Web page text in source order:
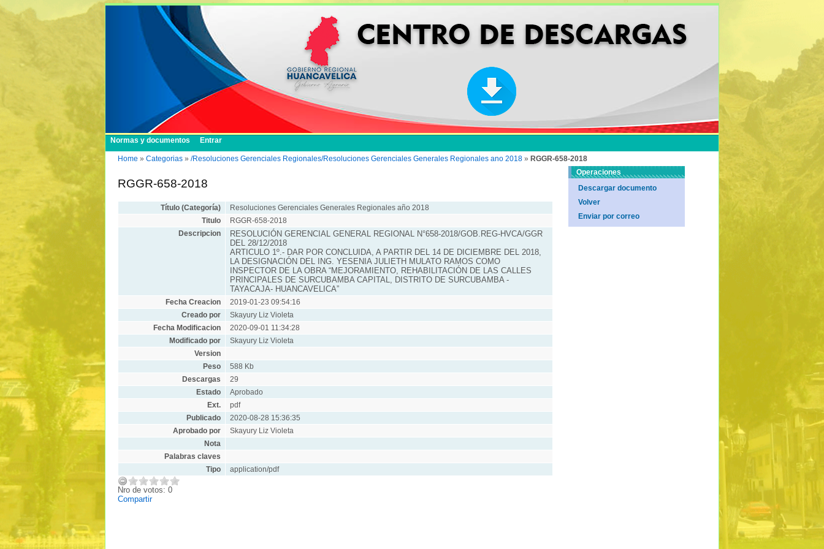
Normas y documentos Entrar
Home » Categorias » /Resoluciones Gerenciales Regionales/Resoluciones Gerenciales Generales Regionales ano 2018 » RGGR-658-2018
RGGR-658-2018
Título (Categoría)
Resoluciones Gerenciales Generales Regionales año 2018
Titulo
RGGR-658-2018
Descripcion
RESOLUCIÓN GERENCIAL GENERAL REGIONAL N°658-2018/GOB.REG-HVCA/GGR
DEL 28/12/2018
ARTICULO 1º.- DAR POR CONCLUIDA, A PARTIR DEL 14 DE DICIEMBRE DEL 2018,
LA DESIGNACIÓN DEL ING. YESENIA JULIETH MULATO RAMOS COMO
INSPECTOR DE LA OBRA “MEJORAMIENTO, REHABILITACIÓN DE LAS CALLES
PRINCIPALES DE SURCUBAMBA CAPITAL, DISTRITO DE SURCUBAMBA -
TAYACAJA- HUANCAVELICA”
Fecha Creacion
2019-01-23 09:54:16
Creado por
Skayury Liz Violeta
Fecha Modificacion
2020-09-01 11:34:28
Modificado por
Skayury Liz Violeta
Version
Peso
588 Kb
Descargas
29
Estado
Aprobado
Ext.
pdf
Publicado
2020-08-28 15:36:35
Aprobado por
Skayury Liz Violeta
Nota
Palabras claves
Tipo
application/pdf
Nro de votos: 0
Compartir
Operaciones
Descargar documento
Volver
Enviar por correo